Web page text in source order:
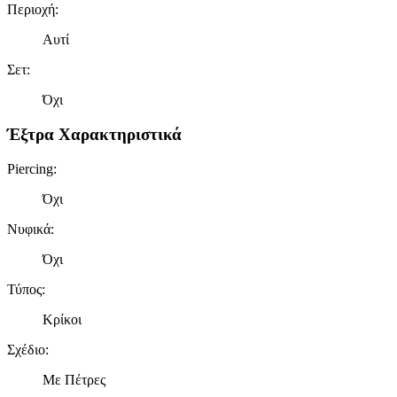
Περιοχή:
Αυτί
Σετ:
Όχι
Έξτρα Χαρακτηριστικά
Piercing:
Όχι
Νυφικά:
Όχι
Τύπος:
Κρίκοι
Σχέδιο:
Με Πέτρες